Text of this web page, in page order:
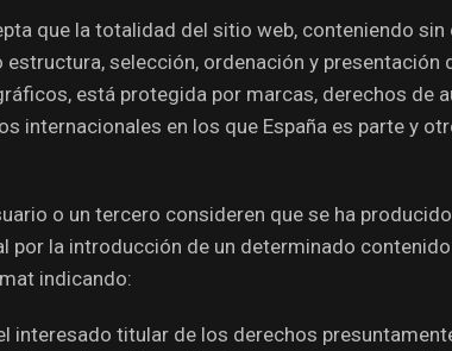
que la totalidad del sitio web, conteniendo
estructura, selección, ordenación y
está protegida por marcas, derechos de
internacionales en los que España es parte y
o un tercero consideren que se ha
por la introducción de un determinado
indicando:
interesado titular de los derechos